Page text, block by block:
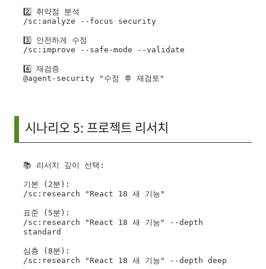
2️⃣ 취약점 분석
/sc:analyze --focus security
3️⃣ 안전하게 수정
/sc:improve --safe-mode --validate
4️⃣ 재검증
시나리오 5: 프로젝트 리서치
📚 리서치 깊이 선택:
기본 (2분):
/sc:research "React 18 새 기능"
표준 (5분):
/sc:research "React 18 새 기능" --depth
standard
심층 (8분):
/sc:research "React 18 새 기능" --depth deep